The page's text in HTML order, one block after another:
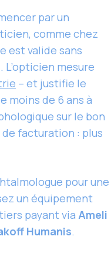
par un
comme chez
est valide sans
mesure
– et justifie le
moins de 6 ans à
sur le bon
facturation : plus
pour une
un équipement
payant via Ameli
Humanis.